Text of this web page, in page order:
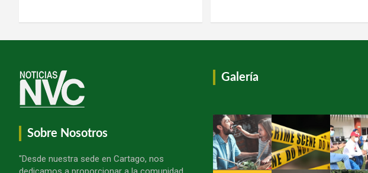
Sobre Nosotros
"Desde nuestra sede en Cartago, nos
Galería